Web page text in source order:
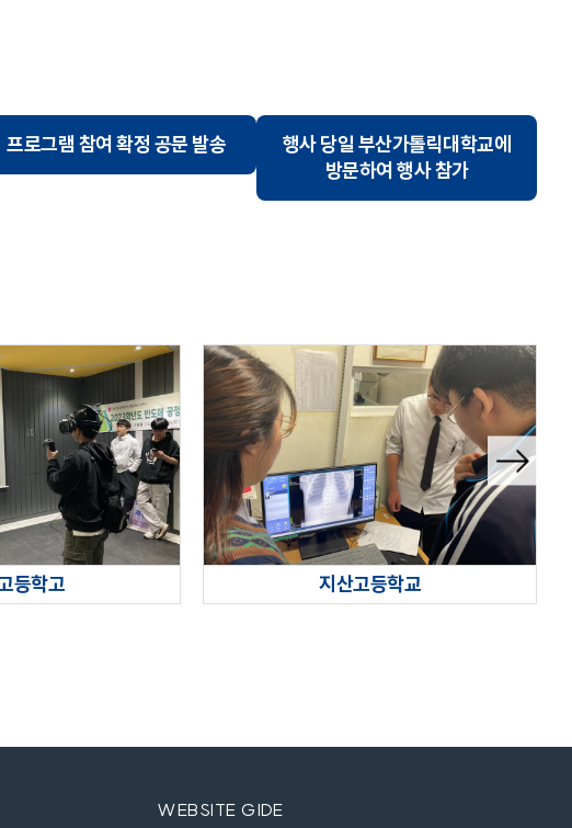
프로그램 참여 확정 공문 발송
행사 당일 부산가톨릭대학교에
방문하여 행사 참가
등학고 지산고등학교
다음슬
라이드
WEBSITE GIDE